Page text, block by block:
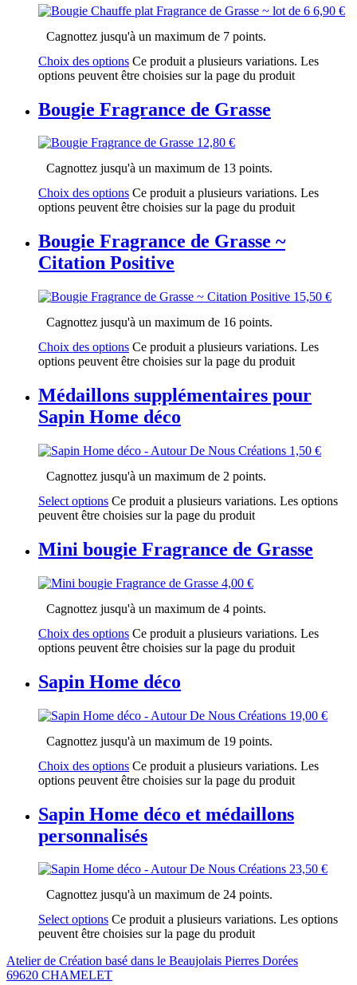
6,90 €
Cagnottez jusqu'à un maximum de 7 points.
Choix des options Ce produit a plusieurs variations. Les
options peuvent être choisies sur la page du produit
Bougie Fragrance de Grasse
12,80 €
Cagnottez jusqu'à un maximum de 13 points.
Choix des options Ce produit a plusieurs variations. Les
options peuvent être choisies sur la page du produit
Bougie Fragrance de Grasse ~
Citation Positive
15,50 €
Cagnottez jusqu'à un maximum de 16 points.
Choix des options Ce produit a plusieurs variations. Les
options peuvent être choisies sur la page du produit
Médaillons supplémentaires pour
Sapin Home déco
1,50 €
Cagnottez jusqu'à un maximum de 2 points.
Select options Ce produit a plusieurs variations. Les options
peuvent être choisies sur la page du produit
Mini bougie Fragrance de Grasse
4,00 €
Cagnottez jusqu'à un maximum de 4 points.
Choix des options Ce produit a plusieurs variations. Les
options peuvent être choisies sur la page du produit
Sapin Home déco
19,00 €
Cagnottez jusqu'à un maximum de 19 points.
Choix des options Ce produit a plusieurs variations. Les
options peuvent être choisies sur la page du produit
Sapin Home déco et médaillons
personnalisés
23,50 €
Cagnottez jusqu'à un maximum de 24 points.
Select options Ce produit a plusieurs variations. Les options
peuvent être choisies sur la page du produit
Atelier de Création basé dans le Beaujolais Pierres Dorées
69620 CHAMELET